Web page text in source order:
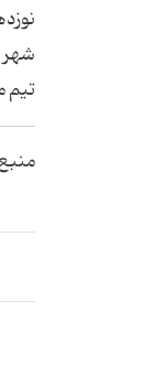
شهر
تیم